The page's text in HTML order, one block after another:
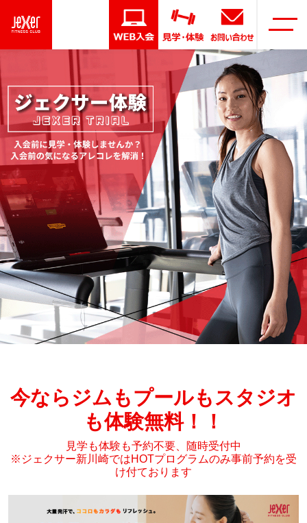
今ならジムもプールもスタジオ
も体験無料！！
見学も体験も予約不要、随時受付中
※ジェクサー新川崎ではHOTプログラムのみ事前予約を受
け付ております